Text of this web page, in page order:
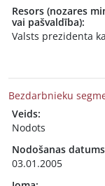
Resors (nozares
vai pašvaldība):
Valsts prezidenta
Bezdarbnieku
Veids:
Nodots
Nodošanas
03.01.2005